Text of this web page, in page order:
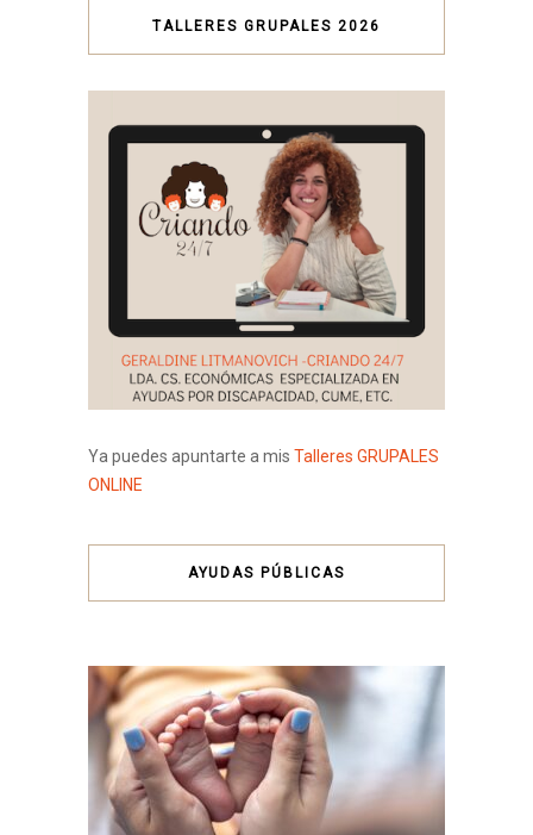
TALLERES GRUPALES 2026
Ya puedes apuntarte a mis Talleres GRUPALES
ONLINE
AYUDAS PÚBLICAS